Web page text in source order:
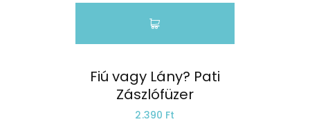
Fiú vagy Lány? Pati
Zászlófüzer
2.390 Ft